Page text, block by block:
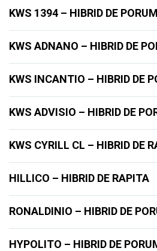
KWS 1394 – HIBRID DE
KWS ADNANO – HIBRID DE
KWS INCANTIO – HIBRID DE
KWS ADVISIO – HIBRID DE
KWS CYRILL CL – HIBRID DE
HILLICO – HIBRID DE RAPITA
RONALDINIO – HIBRID DE
HYPOLITO – HIBRID DE